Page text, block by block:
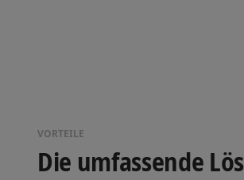
VORTEILE
Die umfassende